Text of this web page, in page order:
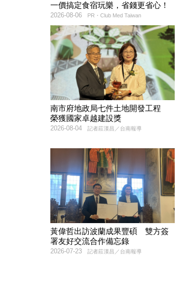
一價搞定食宿玩樂，省錢更省心！
PR・Club Med Taiwan
2026-08-06
南市府地政局七件土地開發工程
榮獲國家卓越建設獎
記者莊漢昌／台南報導
2026-08-04
黃偉哲出訪波蘭成果豐碩 雙方簽
署友好交流合作備忘錄
記者莊漢昌／台南報導
2026-07-23